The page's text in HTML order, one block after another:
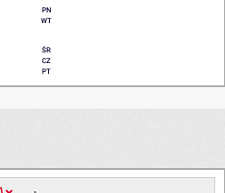
PN
WT
ŚR
CZ
PT